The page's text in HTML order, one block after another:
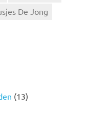
De Jong
(13)